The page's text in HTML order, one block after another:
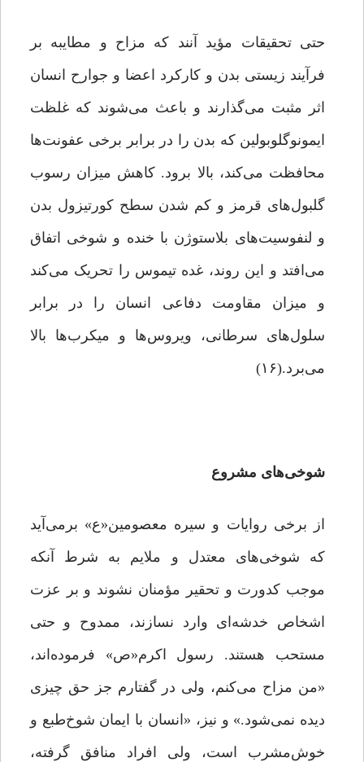
حتی تحقیقات مؤید آنند که مزاح و مطایبه بر
فرآیند زیستی بدن و کارکرد اعضا و جوارح انسان
اثر مثبت می‌گذارند و باعث می‌شوند که غلظت
ایمونوگلوبولین که بدن را در برابر برخی عفونت‌ها
محافظت می‌کند، بالا برود. کاهش میزان رسوب
گلبول‌های قرمز و کم شدن سطح کورتیزول بدن
و لنفوسیت‌های بلاستوژن با خنده و شوخی اتفاق
می‌افتد و این روند، غده‌ تیموس را تحریک می‌کند
و میزان مقاومت دفاعی انسان را در برابر
سلول‌های سرطانی، ویروس‌ها و میکرب‌ها بالا
می‌برد.(۱۶)
شوخی‌های مشروع
از برخی روایات و سیره‌ معصومین«ع» برمی‌آید
که شوخی‌های معتدل و ملایم به شرط آنکه
موجب کدورت و تحقیر مؤمنان نشوند و بر عزت
اشخاص خدشه‌ای وارد نسازند، ممدوح و حتی
مستحب هستند. رسول اکرم«ص» فرموده‌اند،
«من مزاح می‌کنم، ولی در گفتارم جز حق چیزی
دیده نمی‌شود.» و نیز، «انسان با ایمان شوخ‌طبع و
خوش‌مشرب است، ولی افراد منافق گرفته،